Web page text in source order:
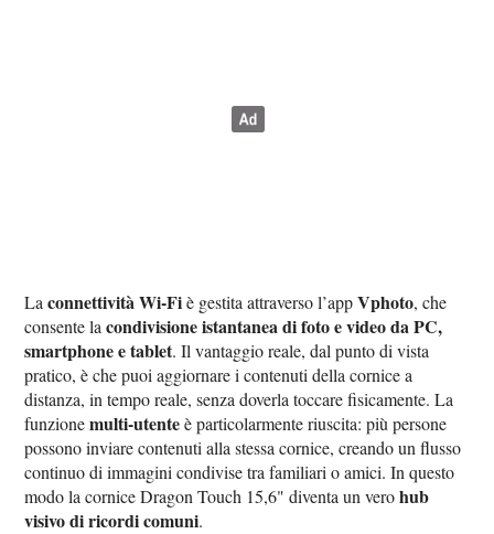
Laconnettività Wi‑Fiè gestita attraverso l’appVphoto, che
consente lacondivisione istantanea di foto e video da PC,
smartphone e tablet. Il vantaggio reale, dal punto di vista
pratico, è che puoi aggiornare i contenuti della cornice a
distanza, in tempo reale, senza doverla toccare fisicamente. La
funzionemulti‑utenteè particolarmente riuscita: più persone
possono inviare contenuti alla stessa cornice, creando un flusso
continuo di immagini condivise tra familiari o amici. In questo
modo la cornice Dragon Touch 15,6" diventa un verohub
visivo di ricordi comuni.